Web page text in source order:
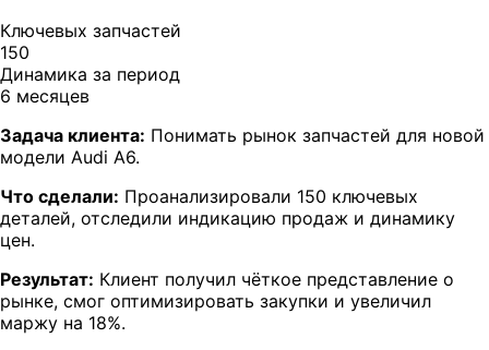
Ключевых запчастей
150
Динамика за период
6 месяцев
Задача клиента: Понимать рынок запчастей для новой
модели Audi A6.
Что сделали: Проанализировали 150 ключевых
деталей, отследили индикацию продаж и динамику
цен.
Результат: Клиент получил чёткое представление о
рынке, смог оптимизировать закупки и увеличил
маржу на 18%.